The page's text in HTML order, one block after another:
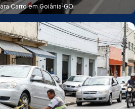
Carro em Goiânia‑GO